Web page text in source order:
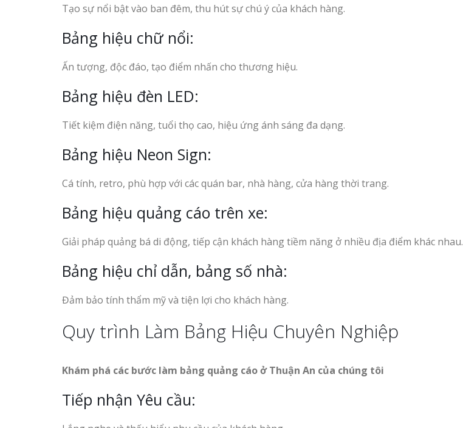
Tạo sự nổi bật vào ban đêm, thu hút sự chú ý của khách hàng.
Bảng hiệu chữ nổi:
Ấn tượng, độc đáo, tạo điểm nhấn cho thương hiệu.
Bảng hiệu đèn LED:
Tiết kiệm điện năng, tuổi thọ cao, hiệu ứng ánh sáng đa dạng.
Bảng hiệu Neon Sign:
Cá tính, retro, phù hợp với các quán bar, nhà hàng, cửa hàng thời trang.
Bảng hiệu quảng cáo trên xe:
Giải pháp quảng bá di động, tiếp cận khách hàng tiềm năng ở nhiều địa điểm khác nhau.
Bảng hiệu chỉ dẫn, bảng số nhà:
Đảm bảo tính thẩm mỹ và tiện lợi cho khách hàng.
Quy trình Làm Bảng Hiệu Chuyên Nghiệp
Khám phá các bước làm bảng quảng cáo ở Thuận An của chúng tôi
Tiếp nhận Yêu cầu: